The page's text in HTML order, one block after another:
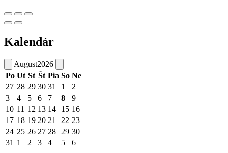
Kalendár
August2026
Po Ut St Št Pia So Ne
27 28 29 30 31 1
2
3
4 5 6 7 8
9
10 11 12 13 14 15 16
17 18 19 20 21 22 23
24 25 26 27 28 29 30
31 1 2 3 4 5 6